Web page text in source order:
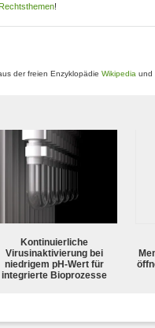
!
der freien Enzyklopädie Wikipedia und
Kontinuierliche
Virusinaktivierung bei
niedrigem pH-Wert für
integrierte Bioprozesse